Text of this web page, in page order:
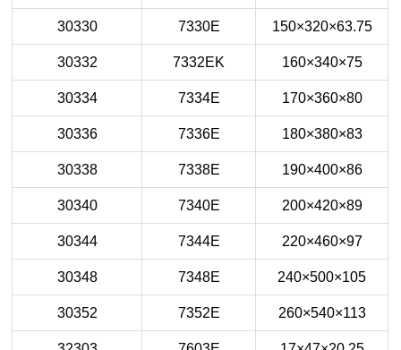
30330 7330E 150×320×63.75
30332 7332EK 160×340×75
30334 7334E 170×360×80
30336 7336E 180×380×83
30338 7338E 190×400×86
30340 7340E 200×420×89
30344 7344E 220×460×97
30348 7348E 240×500×105
30352 7352E 260×540×113